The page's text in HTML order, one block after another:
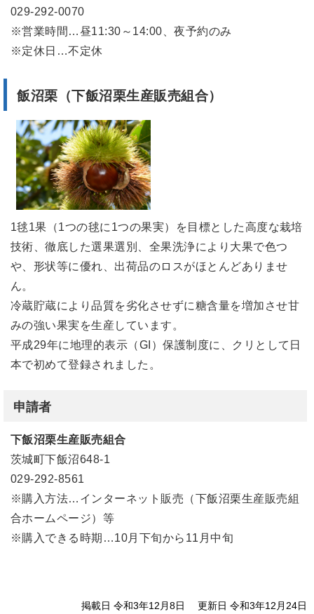
029-292-0070
※営業時間…昼11:30～14:00、夜予約のみ
※定休日…不定休
飯沼栗（下飯沼栗生産販売組合）
1毬1果（1つの毬に1つの果実）を目標とした高度な栽培
技術、徹底した選果選別、全果洗浄により大果で色つ
や、形状等に優れ、出荷品のロスがほとんどありませ
ん。
冷蔵貯蔵により品質を劣化させずに糖含量を増加させ甘
みの強い果実を生産しています。
平成29年に地理的表示（GI）保護制度に、クリとして日
本で初めて登録されました。
申請者
下飯沼栗生産販売組合
茨城町下飯沼648-1
029-292-8561
※購入方法…インターネット販売（下飯沼栗生産販売組
合ホームページ）等
※購入できる時期…10月下旬から11月中旬
掲載日 令和3年12月8日 更新日 令和3年12月24日